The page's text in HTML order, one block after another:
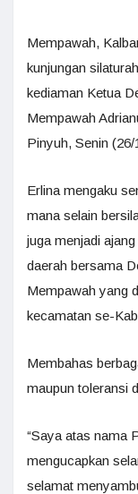
Mempawah,
kunjungan
kediaman Ketua
Mempawah
Pinyuh, Senin (26/
Erlina mengaku
mana selain
juga menjadi
daerah bersama
Mempawah yang
kecamatan se-
Membahas
maupun toleransi
“Saya atas nama
mengucapkan
selamat